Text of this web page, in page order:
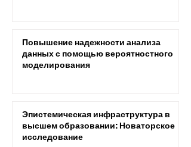
Повышение надежности анализа
данных с помощью вероятностного
моделирования
Эпистемическая инфраструктура в
высшем образовании: Новаторское
исследование